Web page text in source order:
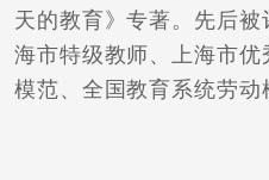
天的教育》专著。先后
海市特级教师、上海市
模范、全国教育系统劳动